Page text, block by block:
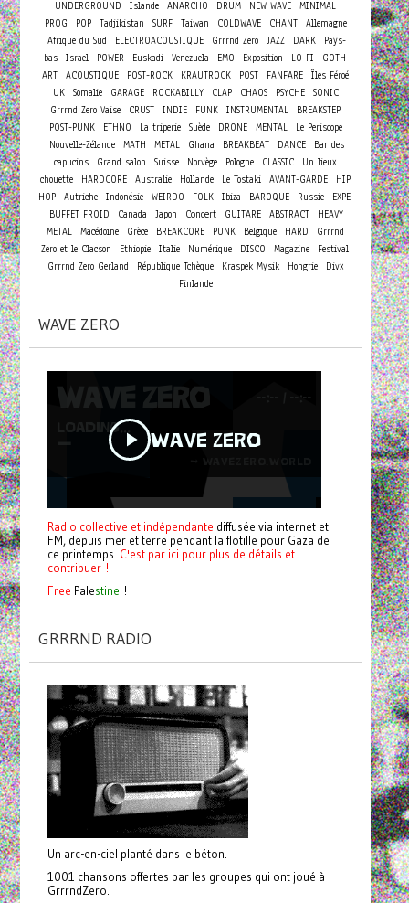
UNDERGROUND Islande ANARCHO DRUM NEW WAVE MINIMAL
PROG
POP Tadjikistan SURF Taiwan COLDWAVE CHANT
Allemagne
Afrique du Sud
ELECTROACOUSTIQUE Grrrnd Zero JAZZ DARK
Pays-
bas
Israel POWER Euskadi Venezuela EMO Exposition LO-FI
GOTH
ART ACOUSTIQUE POST-ROCK KRAUTROCK POST FANFARE Îles Féroé
UK
Somalie GARAGE ROCKABILLY CLAP CHAOS PSYCHE
SONIC
Grrrnd Zero Vaise
CRUST INDIE FUNK INSTRUMENTAL
BREAKSTEP
POST-PUNK
ETHNO La triperie Suède DRONE MENTAL
Le Periscope
Nouvelle-Zélande
MATH METAL Ghana BREAKBEAT DANCE
Bar des
capucins
Grand salon Suisse Norvège Pologne CLASSIC
Un lieux
chouette
HARDCORE Australie Hollande Le Tostaki AVANT-GARDE
HIP
HOP Autriche Indonésie WEIRDO FOLK Ibiza BAROQUE Russie
EXPE
BUFFET FROID
Canada Japon Concert GUITARE ABSTRACT
HEAVY
METAL Macédoine Grèce BREAKCORE PUNK Belgique HARD
Grrrnd
Zero et le Clacson
Ethiopie Italie Numérique DISCO Magazine
Festival
Grrrnd Zero Gerland
République Tchèque Kraspek Mysik Hongrie
Divx
Finlande
WAVE ZERO
Radio collective et indépendante diffusée via internet et
FM, depuis mer et terre pendant la flotille pour Gaza de
ce printemps. C'est par ici pour plus de détails et
contribuer !
Free Palestine !
GRRRND RADIO
Un arc-en-ciel planté dans le béton.
1001 chansons offertes par les groupes qui ont joué à
GrrrndZero.